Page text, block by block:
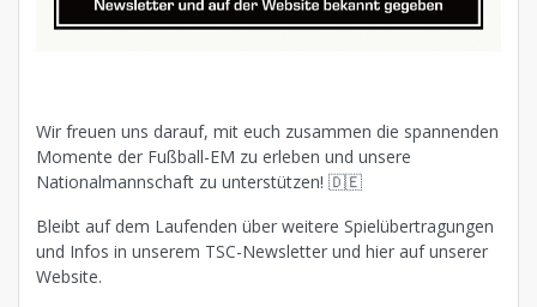
Wir freuen uns darauf, mit euch zusammen die spannenden
Momente der Fußball-EM zu erleben und unsere
Nationalmannschaft zu unterstützen! 🇩🇪
Bleibt auf dem Laufenden über weitere Spielübertragungen
und Infos in unserem TSC-Newsletter und hier auf unserer
Website.